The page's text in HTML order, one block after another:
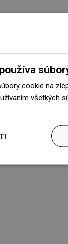
cookie na
všetkých